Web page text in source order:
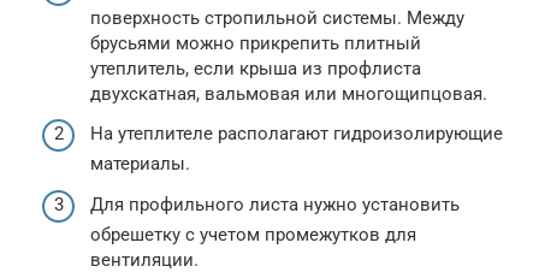
поверхность стропильной системы. Между
брусьями можно прикрепить плитный
утеплитель, если крыша из профлиста
двухскатная, вальмовая или многощипцовая.
На утеплителе располагают гидроизолирующие
материалы.
Для профильного листа нужно установить
обрешетку с учетом промежутков для
вентиляции.